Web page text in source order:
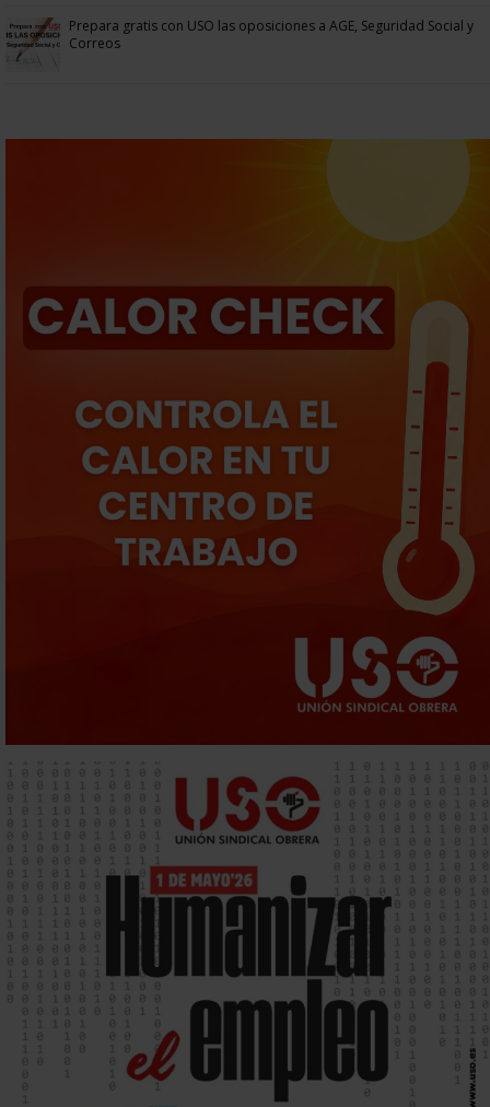
Prepara gratis con USO las oposiciones a AGE, Seguridad Social y
Correos